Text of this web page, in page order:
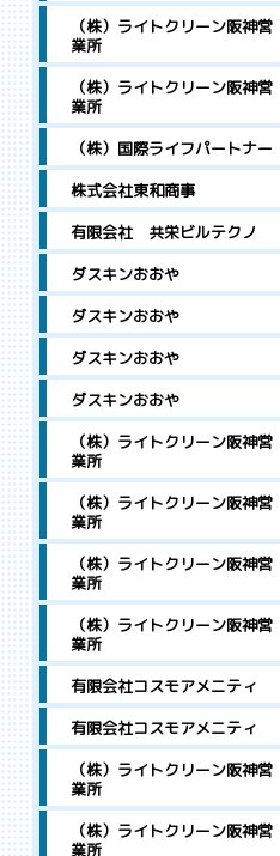
（株）ライトクリーン阪神営
業所
（株）ライトクリーン阪神営
業所
（株）国際ライフパートナー
株式会社東和商事
有限会社 共栄ビルテクノ
ダスキンおおや
ダスキンおおや
ダスキンおおや
ダスキンおおや
（株）ライトクリーン阪神営
業所
（株）ライトクリーン阪神営
業所
（株）ライトクリーン阪神営
業所
（株）ライトクリーン阪神営
業所
有限会社コスモアメニティ
有限会社コスモアメニティ
（株）ライトクリーン阪神営
業所
（株）ライトクリーン阪神営
業所